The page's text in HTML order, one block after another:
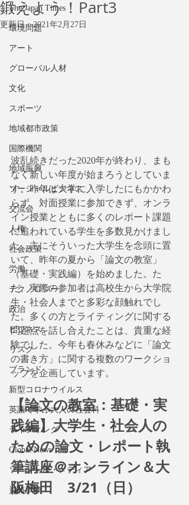
The Japan Times
環境問題
アート
グローバル人材
文化
スポーツ
地域都市政策
国際機関
地域振興
ソーシャルビジネス
交流会
人権
社会政策
労働
テクノロジー
政治
ビジネス
リスク
ブランド
新型コロナウイルス
英語で学ぶ大人の社会科
ライティング
Global News
ソーシャル・メディア
資格試験
鍛えよう！Part3
更新日：2021年2月27日
波乱続きだった2020年が終わり、まも
なく新しい年度が始まろうとしていま
す。昨年は大学に入学したにもかかわ
らず、対面授業に参加できず、オンラ
イン授業とともに多くのレポート課題
に追われている学生を多数見かけまし
た。主にそういった大学生を念頭に置
いて、昨年の夏から「論文の教室」
（基礎・実践編）を始めました。た
だ、実際の参加者は高校生から大学院
生・社会人までと多彩な顔触れでし
た。多くの方とライティングに関する
問題点を話し合えたことは、貴重な経
験でした。今年も春休みなどに「論文
の書き方」に関する複数のワークショ
ップを企画しています。
【論文の教室：基礎・実
践編】大学生・社会人の
ための論文・レポート執
筆講座＠オンライン＆大
阪梅田　3/21（日）